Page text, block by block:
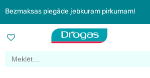
Bezmaksas piegāde jebkuram pirkumam!